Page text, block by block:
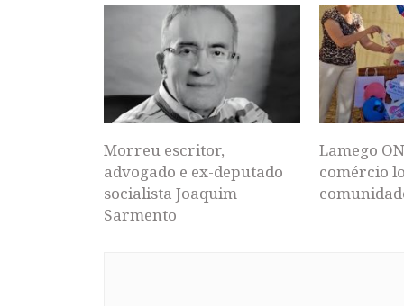
Morreu escritor,
advogado e ex-deputado
socialista Joaquim
Sarmento
Lamego
comércio